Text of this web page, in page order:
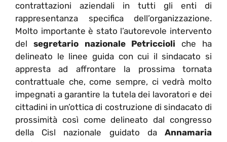
contrattazioni aziendali in tutti gli enti di
rappresentanza specifica dell’organizzazione.
Molto importante è stato l’autorevole intervento
del segretario nazionale Petriccioli che ha
delineato le linee guida con cui il sindacato si
appresta ad affrontare la prossima tornata
contrattuale che, come sempre, ci vedrà molto
impegnati a garantire la tutela dei lavoratori e dei
cittadini in un’ottica di costruzione di sindacato di
prossimità così come delineato dal congresso
della Cisl nazionale guidato da Annamaria